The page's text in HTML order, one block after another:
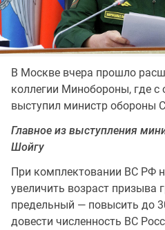
В Москве вчера прошло
коллегии Минобороны, где
выступил министр обороны
Главное из выступления
Шойгу
При комплектовании ВС РФ
увеличить возраст призыва
предельный — повысить до
довести численность ВС